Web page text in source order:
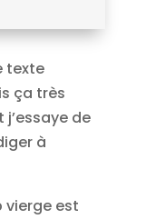
texte
ça très
j’essaye de
à
vierge est